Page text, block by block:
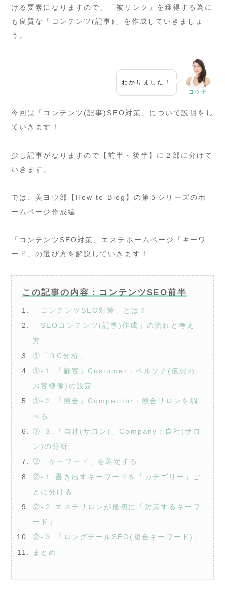
ける要素になりますので、「被リンク」を獲得する為に
も良質な「コンテンツ(記事)」を作成していきましょ
う。
わかりました！
ヨウ子
今回は「コンテンツ(記事)SEO対策」について説明をし
ていきます！
少し記事がなりますので【前半・後半】に２部に分けて
いきます。
では、美ヨウ部【How to Blog】の第５シリーズのホ
ームページ作成編
「コンテンツSEO対策」エステホームページ「キーワ
ード」の選び方を解説していきます！
この記事の内容：コンテンツSEO前半
「コンテンツSEO対策」とは？
「SEOコンテンツ(記事)作成」の流れと考え
方
①「３C分析」
①-１.「顧客」Customer：ペルソナ(仮想の
お客様像)の設定
①-２.「競合」Competitor：競合サロンを調
べる
①-３.「自社(サロン)」Company：自社(サロ
ン)の分析
②「キーワード」を選定する
②-１.書き出すキーワードを「カテゴリー」ご
とに分ける
②-２.エステサロンが最初に「対策するキーワ
ード」
②-３.「ロングテールSEO(複合キーワード)」
まとめ